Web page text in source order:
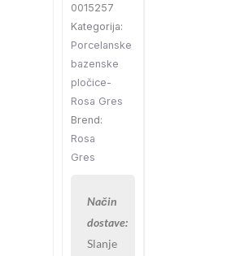
0015257
Kategorija:
Porcelanske
bazenske
pločice-
Rosa Gres
Brend:
Rosa
Gres
Način
dostave:
Slanje